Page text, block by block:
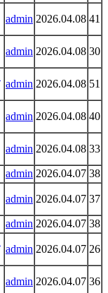
admin 2026.04.08 41
admin 2026.04.08 30
admin 2026.04.08 51
admin 2026.04.08 40
admin 2026.04.08 33
admin 2026.04.07 38
admin 2026.04.07 37
admin 2026.04.07 38
admin 2026.04.07 26
admin 2026.04.07 36